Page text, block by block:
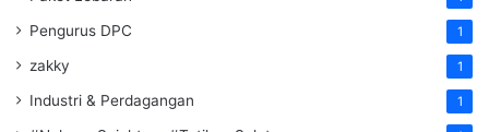
Pengurus DPC 1
zakky 1
Industri & Perdagangan 1